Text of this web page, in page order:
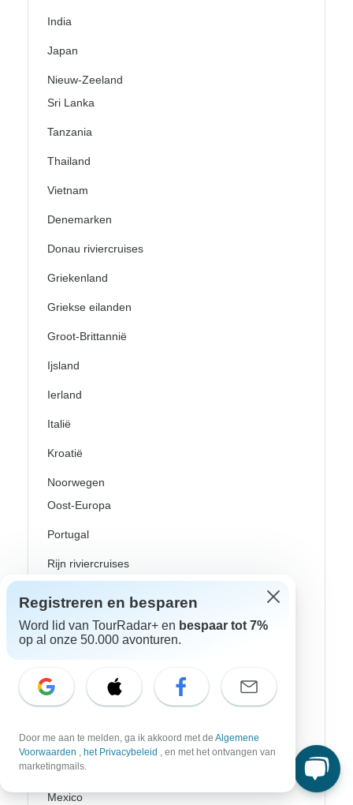
India
Japan
Nieuw-Zeeland
Sri Lanka
Tanzania
Thailand
Vietnam
Denemarken
Donau riviercruises
Griekenland
Griekse eilanden
Groot-Brittannië
Ijsland
Ierland
Italië
Kroatië
Noorwegen
Oost-Europa
Portugal
Rijn riviercruises
Schotland
Turkije
Zweden
Canada
Costa Rica
Mexico
Registreren en besparen
Word lid van TourRadar+ en bespaar tot 7%
op al onze 50.000 avonturen.
Door me aan te melden, ga ik akkoord met de Algemene
Voorwaarden , het Privacybeleid , en met het ontvangen van
marketingmails.